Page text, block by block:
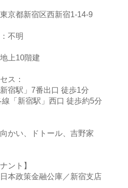
京都新宿区西新宿1-14-9
不明
上10階建
ス：
宿駅」7番出口 徒歩1分
「新宿駅」西口 徒歩約5分
かい、ドトール、吉野家
ント】
本政策金融公庫／新宿支店